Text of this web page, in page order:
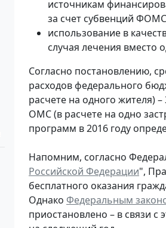
источникам
за счет субвенций
использование в
случая лечения вместо
Согласно постановлению,
расходов федерального
расчете на одного жителя)
ОМС (в расчете на одно
программ в 2016 году
Напомним, согласно
Российской Федерации",
бесплатного оказания
Однако Федеральным
приостановлено – в связи